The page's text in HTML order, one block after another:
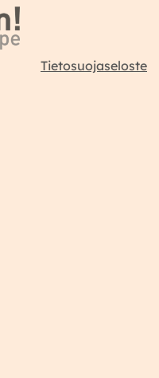
Tietosuojaseloste